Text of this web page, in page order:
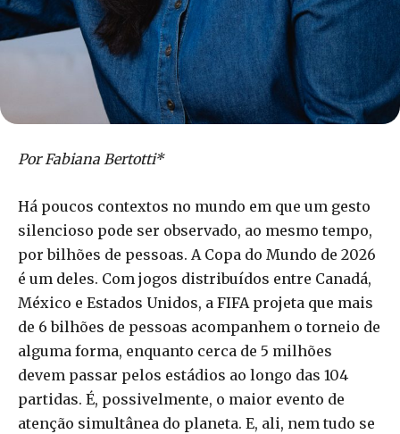
Por Fabiana Bertotti*
Há poucos contextos no mundo em que um gesto
silencioso pode ser observado, ao mesmo tempo,
por bilhões de pessoas. A Copa do Mundo de 2026
é um deles. Com jogos distribuídos entre Canadá,
México e Estados Unidos, a FIFA projeta que mais
de 6 bilhões de pessoas acompanhem o torneio de
alguma forma, enquanto cerca de 5 milhões
devem passar pelos estádios ao longo das 104
partidas. É, possivelmente, o maior evento de
atenção simultânea do planeta. E, ali, nem tudo se